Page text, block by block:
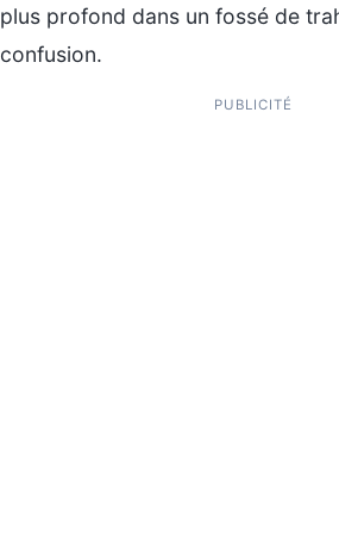
plus profond dans un fossé de
confusion.
PUBLICITÉ